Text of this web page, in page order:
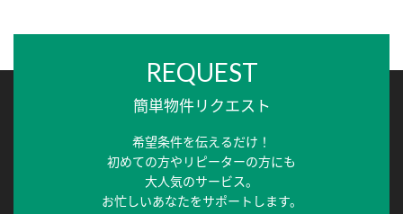
REQUEST
簡単物件リクエスト
希望条件を伝えるだけ！
初めての方やリピーターの方にも
大人気のサービス。
お忙しいあなたをサポートします。